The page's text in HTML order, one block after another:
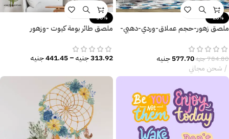
-26%
ملصق زهور-حجم عملاق-وردي-دهبي-
784.80جنيه577.70جنيه
شحن مجاني
-30%
ملصق طائر بومة كيوت -وزهور
313.92جنيه–
441.45جنيه